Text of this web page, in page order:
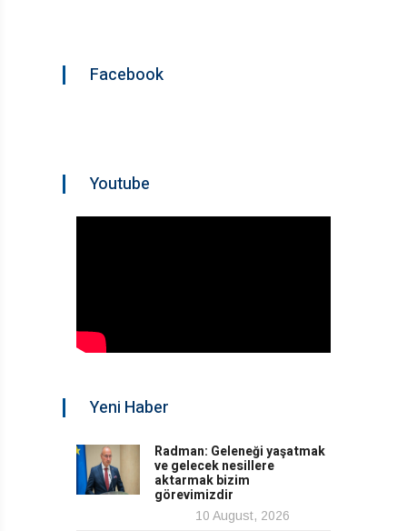
Facebook
Youtube
Yeni Haber
Radman: Geleneği yaşatmak
ve gelecek nesillere
aktarmak bizim
görevimizdir
10 August, 2026